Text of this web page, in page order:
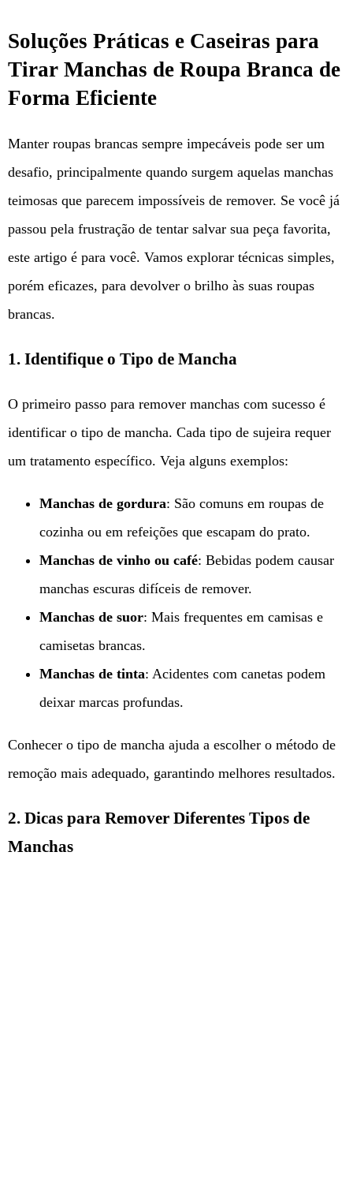
Soluções Práticas e Caseiras para
Tirar Manchas de Roupa Branca de
Forma Eficiente
Manter roupas brancas sempre impecáveis pode ser um
desafio, principalmente quando surgem aquelas manchas
teimosas que parecem impossíveis de remover. Se você já
passou pela frustração de tentar salvar sua peça favorita,
este artigo é para você. Vamos explorar técnicas simples,
porém eficazes, para devolver o brilho às suas roupas
brancas.
1. Identifique o Tipo de Mancha
O primeiro passo para remover manchas com sucesso é
identificar o tipo de mancha. Cada tipo de sujeira requer
um tratamento específico. Veja alguns exemplos:
Manchas de gordura: São comuns em roupas de
cozinha ou em refeições que escapam do prato.
Manchas de vinho ou café: Bebidas podem causar
manchas escuras difíceis de remover.
Manchas de suor: Mais frequentes em camisas e
camisetas brancas.
Manchas de tinta: Acidentes com canetas podem
deixar marcas profundas.
Conhecer o tipo de mancha ajuda a escolher o método de
remoção mais adequado, garantindo melhores resultados.
2. Dicas para Remover Diferentes Tipos de
Manchas